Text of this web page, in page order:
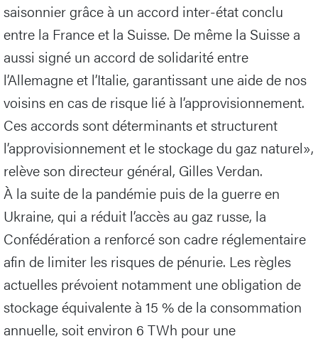
saisonnier grâce à un accord inter-état conclu
entre la France et la Suisse. De même la Suisse a
aussi signé un accord de solidarité entre
l’Allemagne et l’Italie, garantissant une aide de nos
voisins en cas de risque lié à l’approvisionnement.
Ces accords sont déterminants et structurent
l’approvisionnement et le stockage du gaz naturel»,
relève son directeur général, Gilles Verdan.
À la suite de la pandémie puis de la guerre en
Ukraine, qui a réduit l’accès au gaz russe, la
Confédération a renforcé son cadre réglementaire
afin de limiter les risques de pénurie. Les règles
actuelles prévoient notamment une obligation de
stockage équivalente à 15 % de la consommation
annuelle, soit environ 6 TWh pour une